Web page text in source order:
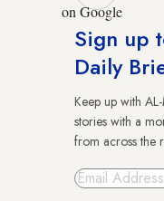
on Google
Sign up
Daily
Keep up with
stories with a
from across the